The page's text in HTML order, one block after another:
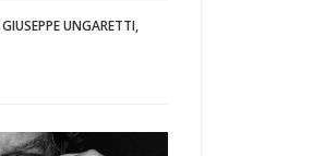
UNGARETTI,